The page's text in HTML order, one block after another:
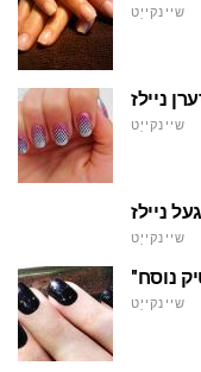
שיינקייַט
שיינקייַט
ניילז
שיינקייַט
נוסח
שיינקייַט